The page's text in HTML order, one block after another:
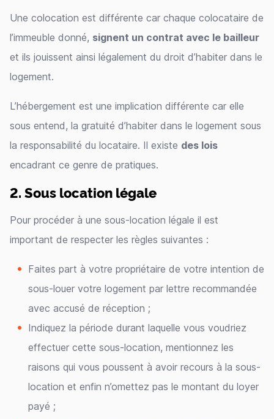
Une colocation est différente car chaque colocataire de
l’immeuble donné, signent un contrat avec le bailleur
et ils jouissent ainsi légalement du droit d’habiter dans le
logement.
L’hébergement est une implication différente car elle
sous entend, la gratuité d’habiter dans le logement sous
la responsabilité du locataire. Il existe des lois
encadrant ce genre de pratiques.
2. Sous location légale
Pour procéder à une sous-location légale il est
important de respecter les règles suivantes :
Faites part à votre propriétaire de votre intention de
sous-louer votre logement par lettre recommandée
avec accusé de réception ;
Indiquez la période durant laquelle vous voudriez
effectuer cette sous-location, mentionnez les
raisons qui vous poussent à avoir recours à la sous-
location et enfin n’omettez pas le montant du loyer
payé ;